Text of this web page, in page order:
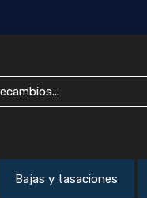
Bajas y tasaciones